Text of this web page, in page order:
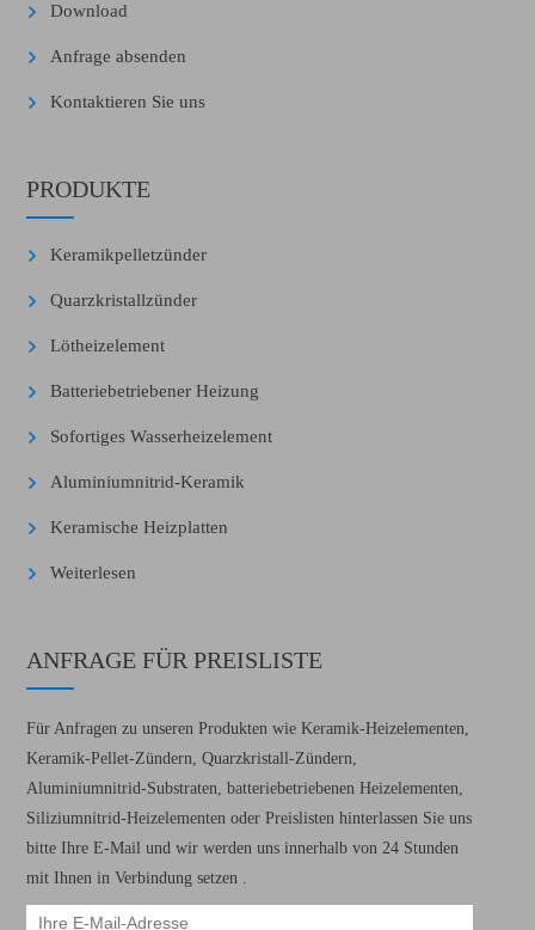
Download
Anfrage absenden
Kontaktieren Sie uns
PRODUKTE
Keramikpelletzünder
Quarzkristallzünder
Lötheizelement
Batteriebetriebener Heizung
Sofortiges Wasserheizelement
Aluminiumnitrid-Keramik
Keramische Heizplatten
Weiterlesen
ANFRAGE FÜR PREISLISTE
Für Anfragen zu unseren Produkten wie Keramik-Heizelementen,
Keramik-Pellet-Zündern, Quarzkristall-Zündern,
Aluminiumnitrid-Substraten, batteriebetriebenen Heizelementen,
Siliziumnitrid-Heizelementen oder Preislisten hinterlassen Sie uns
bitte Ihre E-Mail und wir werden uns innerhalb von 24 Stunden
mit Ihnen in Verbindung setzen .